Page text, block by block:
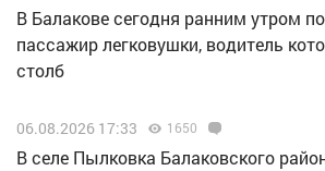
В Балакове сегодня ранним утром
пассажир легковушки, водитель
столб
06.08.2026 17:33 1650
В селе Пылковка Балаковского